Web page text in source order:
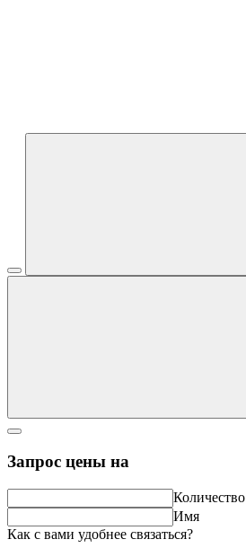
Запрос цены на
Количество
Имя
Как с вами удобнее связаться?